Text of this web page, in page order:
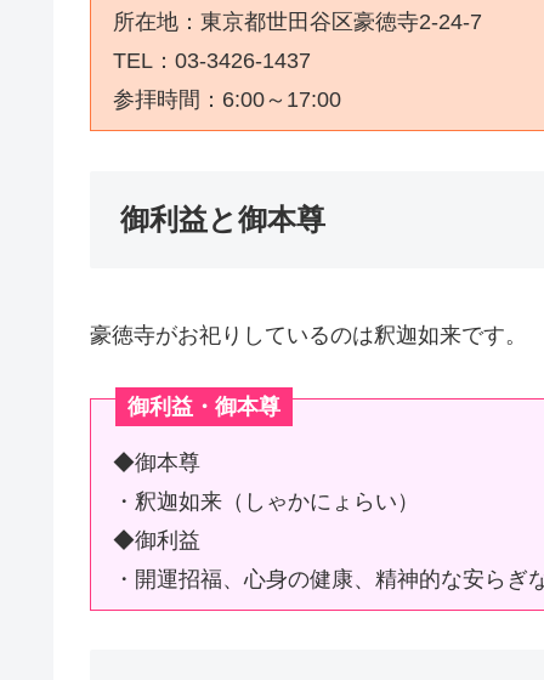
所在地：東京都世田谷区豪徳寺2-24-7
TEL：03-3426-1437
参拝時間：6:00～17:00
御利益と御本尊
豪徳寺がお祀りしているのは釈迦如来です。
御利益・御本尊
◆御本尊
・釈迦如来（しゃかにょらい）
◆御利益
・開運招福、心身の健康、精神的な安らぎ